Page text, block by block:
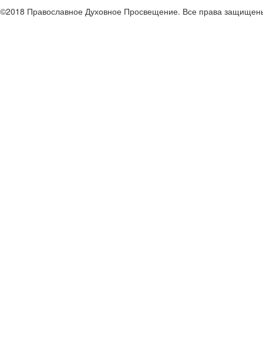
©2018 Православное Духовное Просвещение. Все права